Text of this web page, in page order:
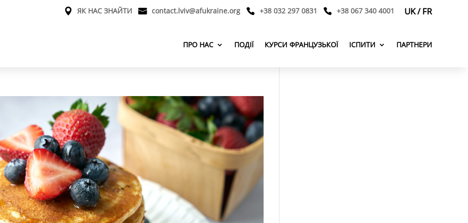
ЯК НАС ЗНАЙТИ contact.lviv@afukraine.org +38 032 297 0831 +38 067 340 4001 UK/FR
ПРО НАС ПОДІЇ КУРСИ ФРАНЦУЗЬКОЇ ІСПИТИ ПАРТНЕРИ